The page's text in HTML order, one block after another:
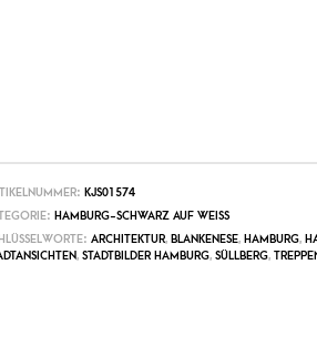
KJS01574
HAMBURG-SCHWARZ AUF WEISS
ARCHITEKTUR, BLANKENESE, HAMBURG,
, STADTBILDER HAMBURG, SÜLLBERG,